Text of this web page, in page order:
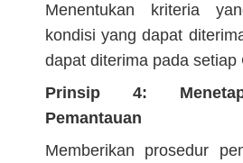
Menentukan kriteria
kondisi yang dapat
dapat diterima pada setiap
Prinsip 4:
Pemantauan
Memberikan prosedur